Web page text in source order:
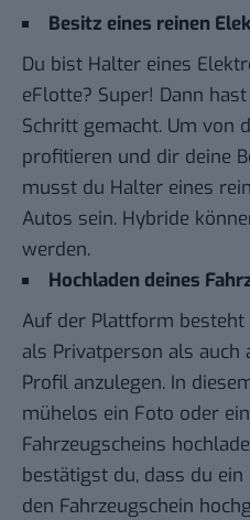
Besitz eines reinen
Du bist Halter eines
eFlotte? Super! Dann
Schritt gemacht. Um von
profitieren und dir deine
musst du Halter eines
Autos sein. Hybride
werden.
Hochladen deines
Auf der Plattform
als Privatperson als auch
Profil anzulegen. In
mühelos ein Foto oder
Fahrzeugscheins
bestätigst du, dass du
den Fahrzeugschein